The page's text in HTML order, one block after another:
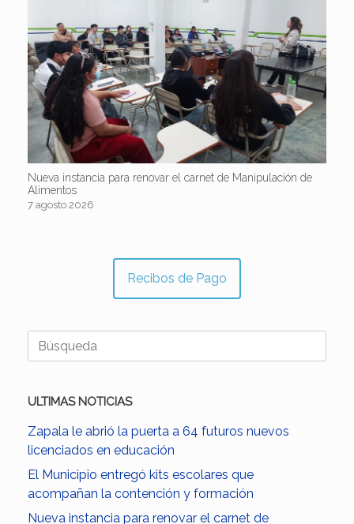
Nueva instancia para renovar el carnet de Manipulación de
Alimentos
7 agosto 2026
Recibos de Pago
Buscar:
ULTIMAS NOTICIAS
Zapala le abrió la puerta a 64 futuros nuevos
licenciados en educación
El Municipio entregó kits escolares que
acompañan la contención y formación
Nueva instancia para renovar el carnet de